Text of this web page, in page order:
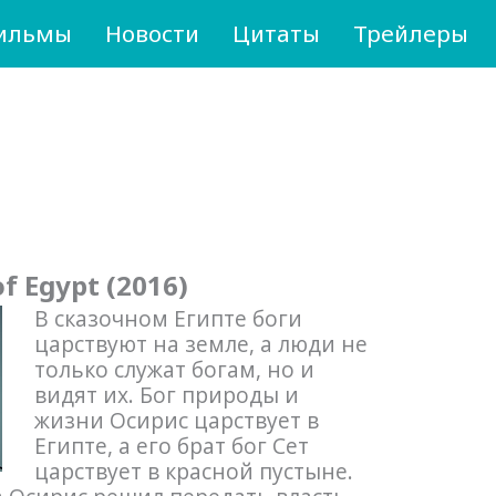
Новости Цитаты Трейлеры
Egypt (2016)
В сказочном Египте боги
царствуют на земле, а люди не
только служат богам, но и
видят их. Бог природы и
жизни Осирис царствует в
Египте, а его брат бог Сет
царствует в красной пустыне.